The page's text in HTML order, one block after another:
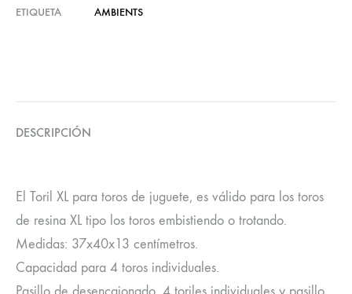
ETIQUETA
AMBIENTS
DESCRIPCIÓN
El Toril XL para toros de juguete, es válido para los toros
de resina XL tipo los toros embistiendo o trotando.
Medidas: 37x40x13 centímetros.
Capacidad para 4 toros individuales.